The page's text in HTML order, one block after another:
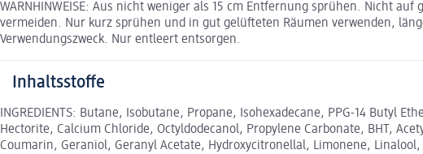
WARNHINWEISE: Aus nicht weniger als 15 cm Entfernung sprühen. Nicht
vermeiden. Nur kurz sprühen und in gut gelüfteten Räumen verwenden,
Verwendungszweck. Nur entleert entsorgen.
Inhaltsstoffe
INGREDIENTS: Butane, Isobutane, Propane, Isohexadecane, PPG-14 Butyl
Hectorite, Calcium Chloride, Octyldodecanol, Propylene Carbonate, BHT,
Coumarin, Geraniol, Geranyl Acetate, Hydroxycitronellal, Limonene,